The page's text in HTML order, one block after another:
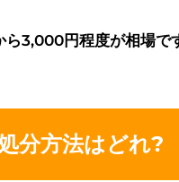
3,000円程度が相場で
分方法はどれ?